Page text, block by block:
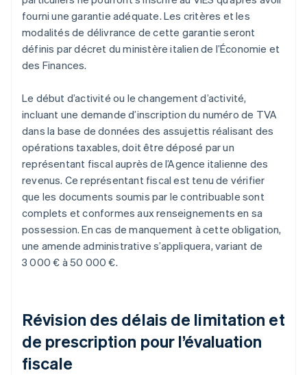
fourni une garantie adéquate. Les critères et les
modalités de délivrance de cette garantie seront
définis par décret du ministère italien de l’Économie et
des Finances.
Le début d’activité ou le changement d’activité,
incluant une demande d’inscription du numéro de TVA
dans la base de données des assujettis réalisant des
opérations taxables, doit être déposé par un
représentant fiscal auprès de l’Agence italienne des
revenus. Ce représentant fiscal est tenu de vérifier
que les documents soumis par le contribuable sont
complets et conformes aux renseignements en sa
possession. En cas de manquement à cette obligation,
une amende administrative s’appliquera, variant de
3 000 € à 50 000 €.
Révision des délais de limitation et
de prescription pour l’évaluation
fiscale